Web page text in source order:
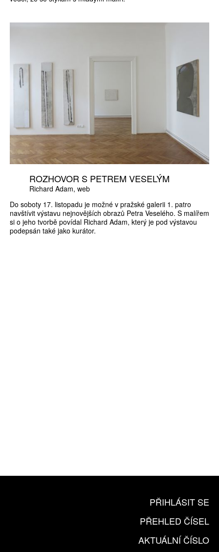
ROZHOVOR S PETREM VESELÝM
Richard Adam web
Do soboty 17. listopadu je možné v pražské galerii 1. patro
navštívit výstavu nejnovějších obrazů Petra Veselého. S malířem
si o jeho tvorbě povídal Richard Adam, který je pod výstavou
podepsán také jako kurátor.
PŘIHLÁSIT SE
PŘEHLED ČÍSEL
AKTUÁLNÍ ČÍSLO